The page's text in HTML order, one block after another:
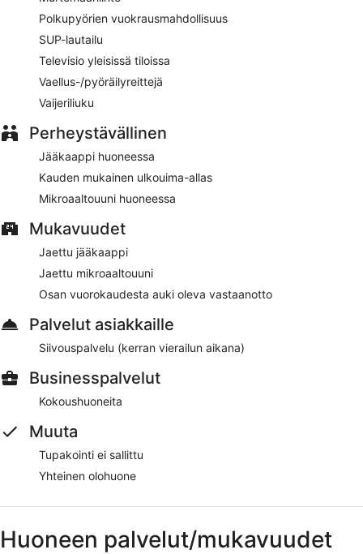
Polkupyörien vuokrausmahdollisuus
SUP-lautailu
Televisio yleisissä tiloissa
Vaellus-/pyöräilyreittejä
Vaijeriliuku
Perheystävällinen
Jääkaappi huoneessa
Kauden mukainen ulkouima-allas
Mikroaaltouuni huoneessa
Mukavuudet
Jaettu jääkaappi
Jaettu mikroaaltouuni
Osan vuorokaudesta auki oleva vastaanotto
Palvelut asiakkaille
Siivouspalvelu (kerran vierailun aikana)
Businesspalvelut
Kokoushuoneita
Muuta
Tupakointi ei sallittu
Yhteinen olohuone
Huoneen palvelut/mukavuudet